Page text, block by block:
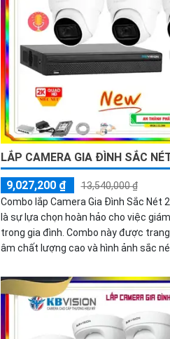
LẮP CAMERA GIA ĐÌNH SẮC
9,027,200 ₫
13,540,000 ₫
Combo lắp Camera Gia Đình Sắc Nét
là sự lựa chọn hoàn hảo cho việc
trong gia đình. Combo này được trang bị khả năng thu
âm chất lượng cao và hình ảnh sắc